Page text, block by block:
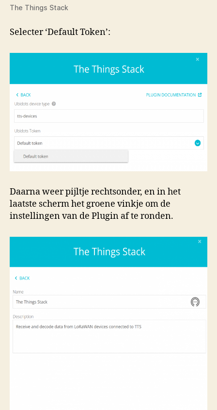
The Things Stack
Selecter ‘Default Token’:
Daarna weer pijltje rechtsonder, en in het
laatste scherm het groene vinkje om de
instellingen van de Plugin af te ronden.